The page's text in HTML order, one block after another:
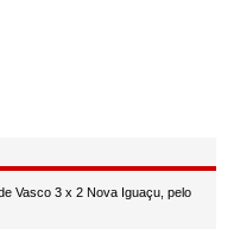
Vasco 3 x 2 Nova Iguaçu, pelo